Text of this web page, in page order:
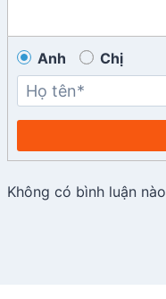
Anh Chị
Không có bình luận nào